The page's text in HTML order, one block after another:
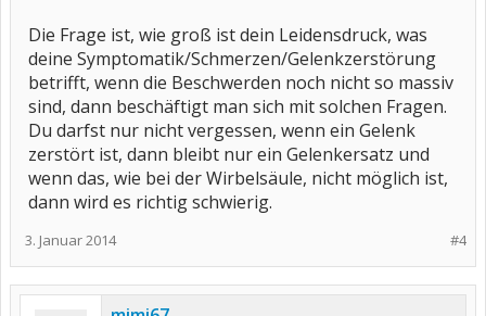
Die Frage ist, wie groß ist dein Leidensdruck, was
deine Symptomatik/Schmerzen/Gelenkzerstörung
betrifft, wenn die Beschwerden noch nicht so massiv
sind, dann beschäftigt man sich mit solchen Fragen.
Du darfst nur nicht vergessen, wenn ein Gelenk
zerstört ist, dann bleibt nur ein Gelenkersatz und
wenn das, wie bei der Wirbelsäule, nicht möglich ist,
dann wird es richtig schwierig.
#4
3. Januar 2014